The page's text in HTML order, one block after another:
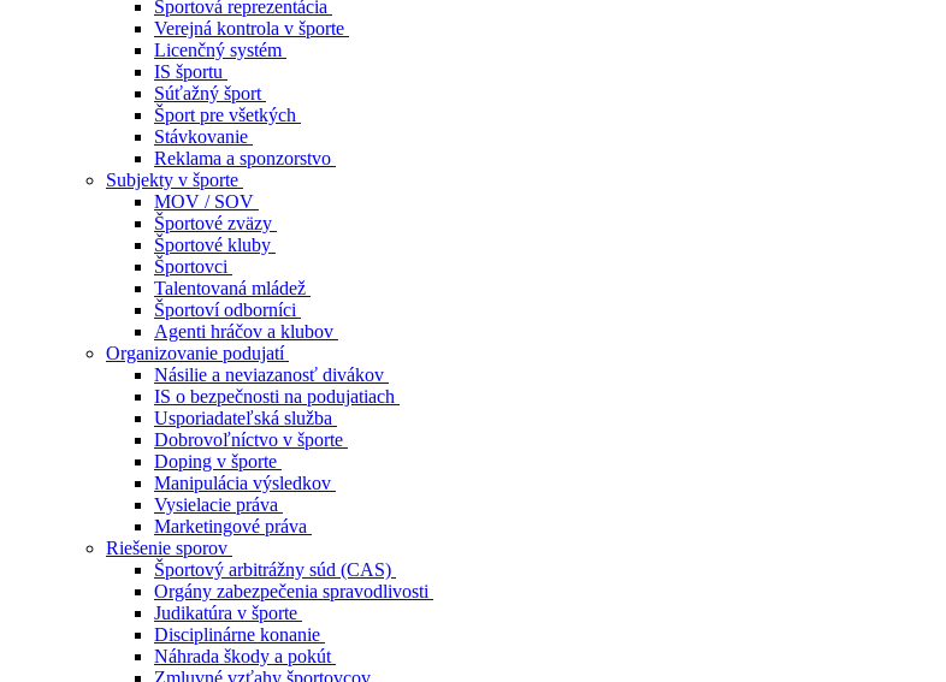
Športová reprezentácia
Verejná kontrola v športe
Licenčný systém
IS športu
Súťažný šport
Šport pre všetkých
Stávkovanie
Reklama a sponzorstvo
Subjekty v športe
MOV / SOV
Športové zväzy
Športové kluby
Športovci
Talentovaná mládež
Športoví odborníci
Agenti hráčov a klubov
Organizovanie podujatí
Násilie a neviazanosť divákov
IS o bezpečnosti na podujatiach
Usporiadateľská služba
Dobrovoľníctvo v športe
Doping v športe
Manipulácia výsledkov
Vysielacie práva
Marketingové práva
Riešenie sporov
Športový arbitrážny súd (CAS)
Orgány zabezpečenia spravodlivosti
Judikatúra v športe
Disciplinárne konanie
Náhrada škody a pokút
Zmluvné vzťahy športovcov